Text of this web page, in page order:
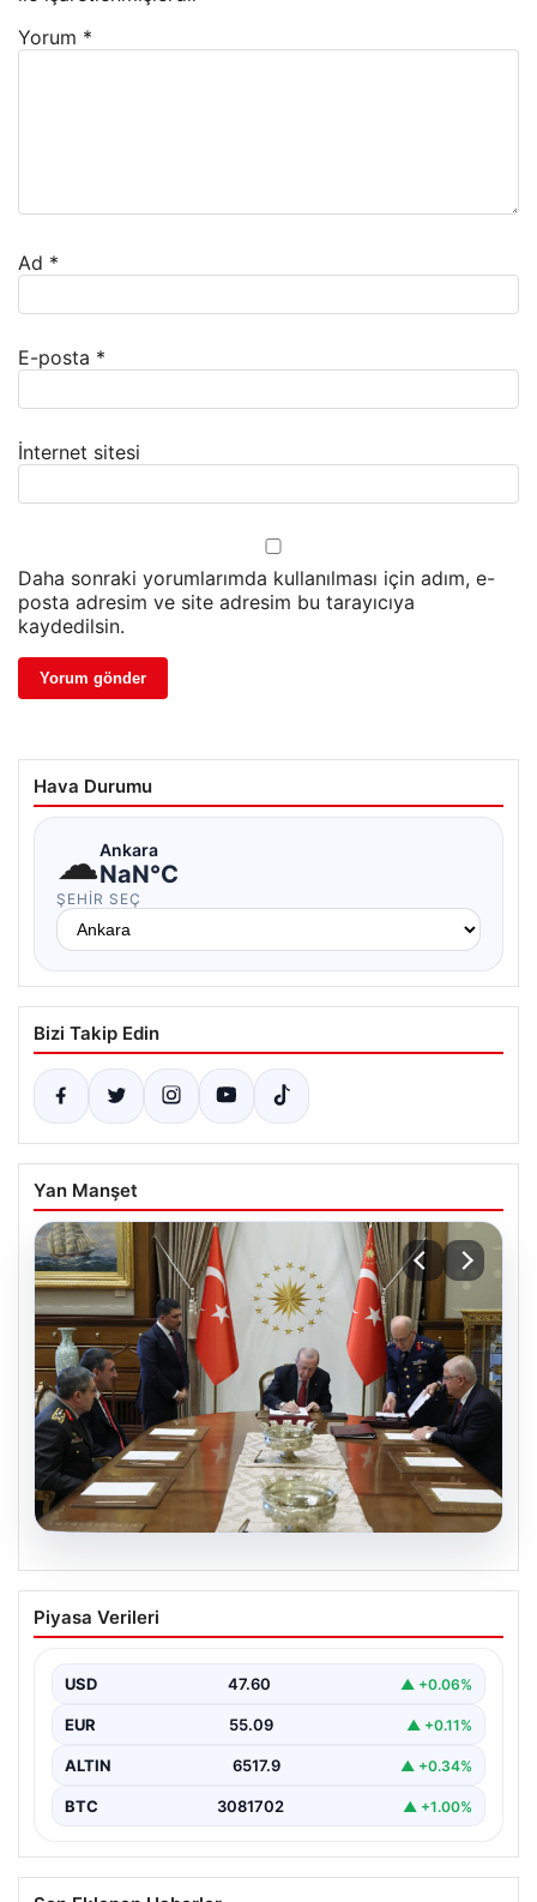
Yorum *
Ad *
E-posta *
İnternet sitesi
Daha sonraki yorumlarımda kullanılması için adım, e-
posta adresim ve site adresim bu tarayıcıya
kaydedilsin.
Hava Durumu
☁Ankara
NaN°C
ŞEHIR SEÇ
Bizi Takip Edin
Yan Manşet
04.08.2026
Türk Hava Kuvvetleri’nin ilk kadın
paşası Özlem Karapınar oldu
Özlem Karapınar İlk Kadın Paşa Oldu”,…
Piyasa Verileri
USD 47.60 ▲ +0.06%
EUR 55.09 ▲ +0.11%
ALTIN 6517.9 ▲ +0.34%
BTC 3081702 ▲ +1.00%